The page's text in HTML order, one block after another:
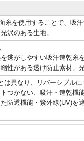
糸を使用することで、吸
沢のある生地。
逃がしやすい吸汗速乾糸
性がある透け防止素材。
は異なり、リバーシブル
つかない、吸汗・速乾機
防透機能・紫外線(UV)を